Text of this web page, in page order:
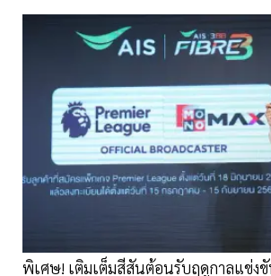
พิเศษ! เติมเต็มสีสันต้อนรับฤดูกาลแข่ง